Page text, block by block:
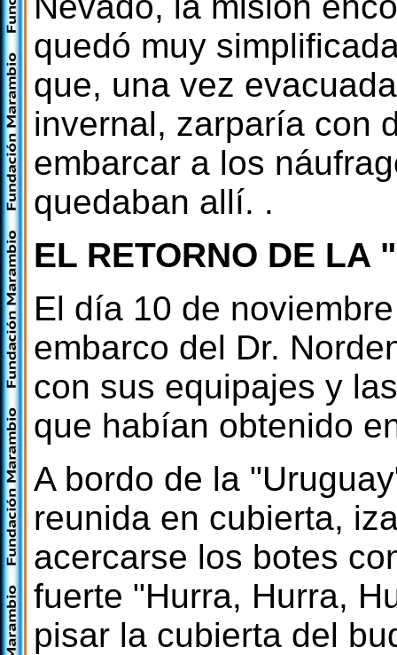
quedó muy
que, una vez
invernal, zarparía con
embarcar a los
quedaban allí. .
EL RETORNO DE LA
El día 10 de
embarco del Dr.
con sus equipajes y
que habían obtenido
A bordo de la
reunida en cubierta,
acercarse los botes
fuerte "Hurra, Hurra,
pisar la cubierta del